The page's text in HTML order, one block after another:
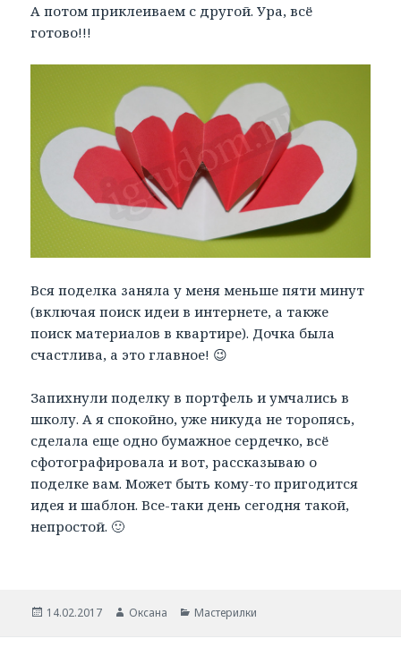
А потом приклеиваем с другой. Ура, всё
готово!!!
Вся поделка заняла у меня меньше пяти минут
(включая поиск идеи в интернете, а также
поиск материалов в квартире). Дочка была
счастлива, а это главное! 😉
Запихнули поделку в портфель и умчались в
школу. А я спокойно, уже никуда не торопясь,
сделала еще одно бумажное сердечко, всё
сфотографировала и вот, рассказываю о
поделке вам. Может быть кому-то пригодится
идея и шаблон. Все-таки день сегодня такой,
непростой. 🙂
Опубликовано
14.02.2017 Автор
Оксана Рубрики
Мастерилки